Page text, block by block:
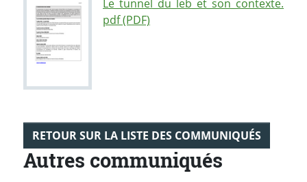
Le_tunnel_du_leb_et_son_contexte.
pdf (PDF)
RETOUR SUR LA LISTE DES COMMUNIQUÉS
Autres communiqués